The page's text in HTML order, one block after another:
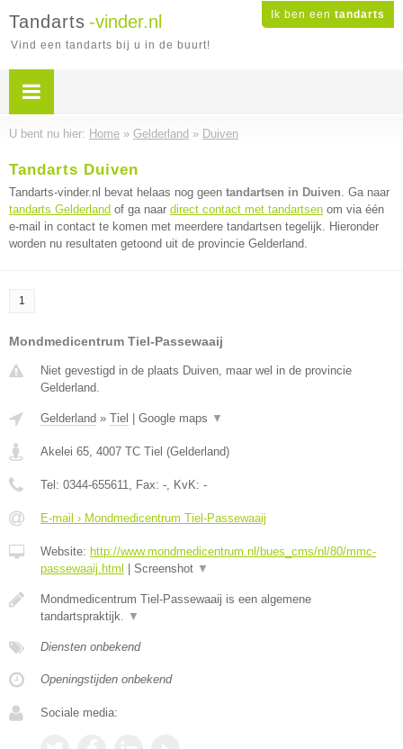
Ik ben een tandarts
Tandarts -vinder.nl
Vind een tandarts bij u in de buurt!
U bent nu hier: Home » Gelderland » Duiven
Tandarts Duiven
Tandarts-vinder.nl bevat helaas nog geen tandartsen in Duiven. Ga naar
tandarts Gelderland of ga naar direct contact met tandartsen om via één
e-mail in contact te komen met meerdere tandartsen tegelijk. Hieronder
worden nu resultaten getoond uit de provincie Gelderland.
1
Mondmedicentrum Tiel-Passewaaij
Niet gevestigd in de plaats Duiven, maar wel in de provincie
Gelderland.
Gelderland » Tiel Google maps ▼
Akelei 65, 4007 TC Tiel (Gelderland)
Tel: 0344-655611, Fax: -, KvK: -
E-mail › Mondmedicentrum Tiel-Passewaaij
Website: http://www.mondmedicentrum.nl/bues_cms/nl/80/mmc-
passewaaij.html
Screenshot ▼
Mondmedicentrum Tiel-Passewaaij is een algemene
tandartspraktijk. ▼
Diensten onbekend
Openingstijden onbekend
Sociale media: